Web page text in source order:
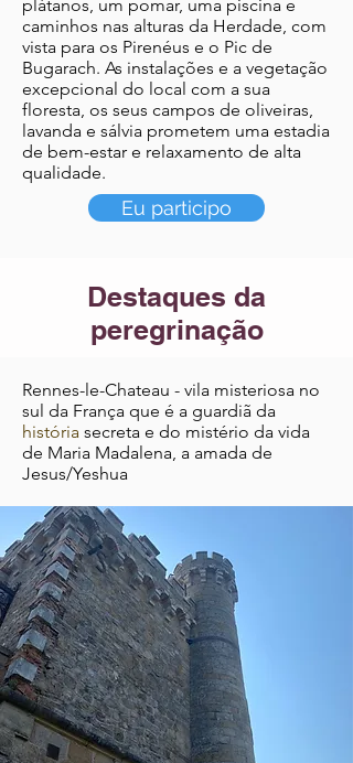
plátanos, um pomar, uma piscina e
caminhos nas alturas da Herdade, com
vista para os Pirenéus e o Pic de
Bugarach. As instalações e a vegetação
excepcional do local com a sua
floresta, os seus campos de oliveiras,
lavanda e sálvia prometem uma estadia
de bem-estar e relaxamento de alta
qualidade.
Eu participo
Destaques da
peregrinação
Rennes-le-Chateau - vila misteriosa no
sul da França que é a guardiã da
história secreta e do mistério da vida
de Maria Madalena, a amada de
Jesus/Yeshua